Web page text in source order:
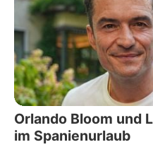
Orlando Bloom und
im Spanienurlaub